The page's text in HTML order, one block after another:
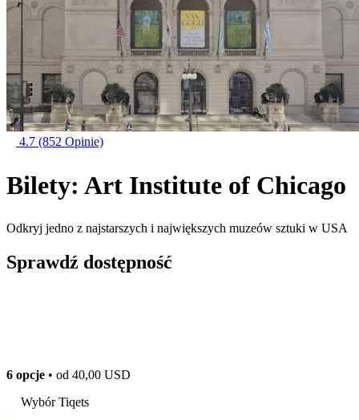
4.7 (852 Opinie)
Bilety: Art Institute of Chicago
Odkryj jedno z najstarszych i największych muzeów sztuki w USA
Sprawdź dostępność
6 opcje • od 40,00 USD
Wybór Tiqets